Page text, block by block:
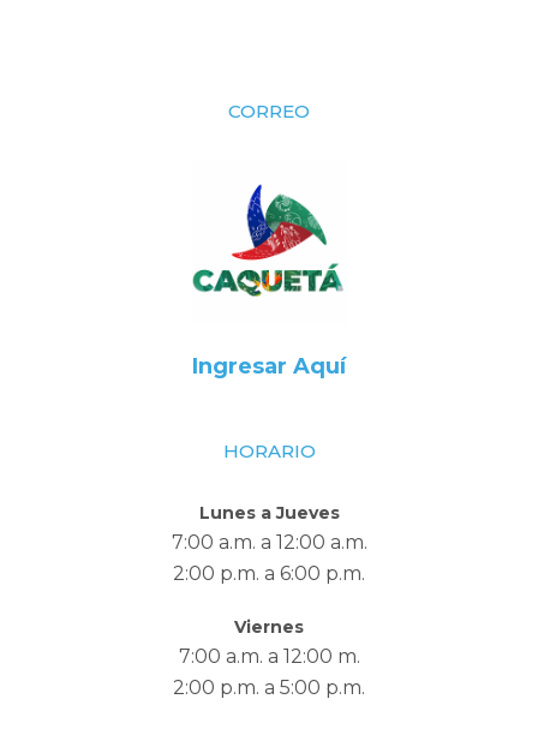
CORREO
Ingresar Aquí
HORARIO
Lunes a Jueves
7:00 a.m. a 12:00 a.m.
2:00 p.m. a 6:00 p.m.
Viernes
7:00 a.m. a 12:00 m.
2:00 p.m. a 5:00 p.m.